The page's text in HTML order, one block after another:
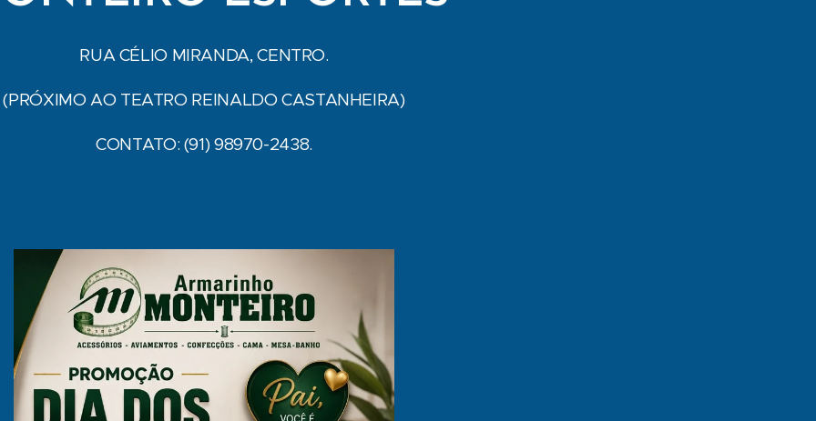
RUA CÉLIO MIRANDA, CENTRO.
(PRÓXIMO AO TEATRO REINALDO CASTANHEIRA)
CONTATO: (91) 98970-2438.